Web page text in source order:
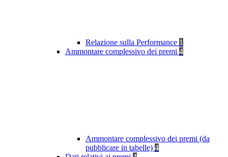
Relazione sulla Performance 1
Ammontare complessivo dei premi 4
Ammontare complessivo dei premi (da
pubblicare in tabelle) 4